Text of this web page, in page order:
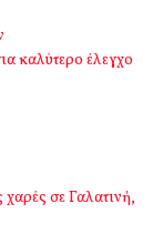
καλύτερο έλεγχο
σε Γαλατινή,